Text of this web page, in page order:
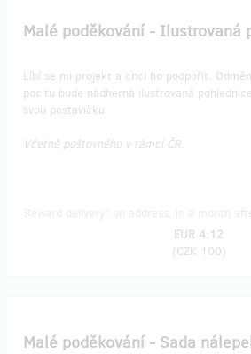
Malé poděkování - Ilustrovaná
Líbí se mi projekt a chci ho podpořit.
pocitu bude nádherná ilustrovaná
svou postavičku.
Včetně poštovného v rámci ČR.
EUR 4.12
(CZK 100)
Malé poděkování - Sada